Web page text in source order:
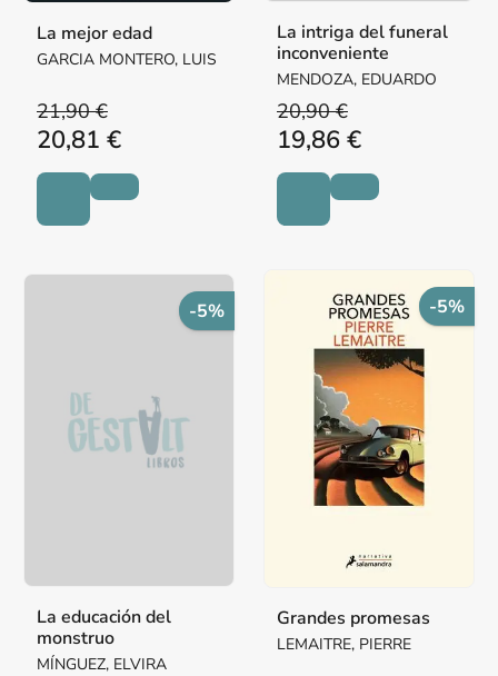
La mejor edad
GARCIA MONTERO, LUIS
21,90 €
20,81 €
La intriga del funeral
inconveniente
MENDOZA, EDUARDO
20,90 €
19,86 €
-5%
La educación del
monstruo
MÍNGUEZ, ELVIRA
-5%
Grandes promesas
LEMAITRE, PIERRE